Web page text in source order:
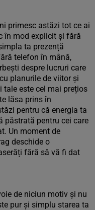
primesc astăzi tot ce ai
în mod explicit și fără
ta prezență
telefon în mână,
despre lucruri care
planurile de viitor și
tale este cel mai prețios
lăsa prins în
pentru că energia ta
păstrată pentru cei care
Un moment de
deschide o
fără să vă fi dat
de niciun motiv și nu
pur și simplu starea ta